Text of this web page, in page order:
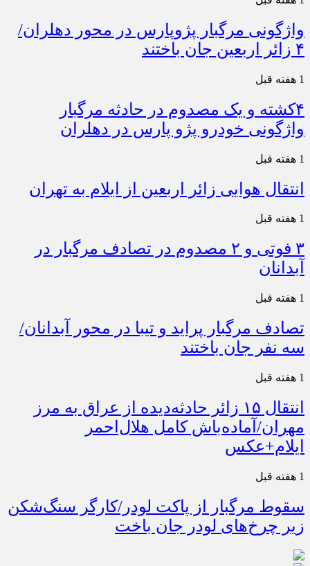
واژگونی مرگبار پژوپارس در محور دهلران/
۴ زائر اربعین جان باختند
1 هفته قبل
۴کشته و یک مصدوم در حادثه مرگبار
واژگونی خودرو پژو پارس در دهلران
1 هفته قبل
انتقال هوایی زائر اربعین از ایلام به تهران
1 هفته قبل
۳ فوتی و ۲ مصدوم در تصادف مرگبار در
آبدانان
1 هفته قبل
تصادف مرگبار پراید و تیبا در محور آبدانان/
سه نفر جان باختند
1 هفته قبل
انتقال ۱۵ زائر حادثه‌دیده از عراق به مرز
مهران/آماده‌باش کامل هلال‌احمر
ایلام+عکس
1 هفته قبل
سقوط مرگبار از پاکت لودر/کارگر سنگ‌شکن
زیر چرخ‌های لودر جان باخت